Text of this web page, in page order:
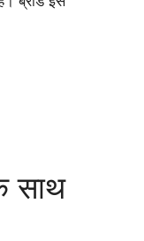
साथ